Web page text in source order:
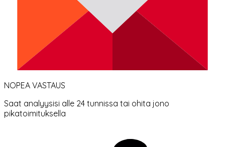
NOPEA VASTAUS
Saat analyysisi alle 24 tunnissa tai ohita jono
pikatoimituksella